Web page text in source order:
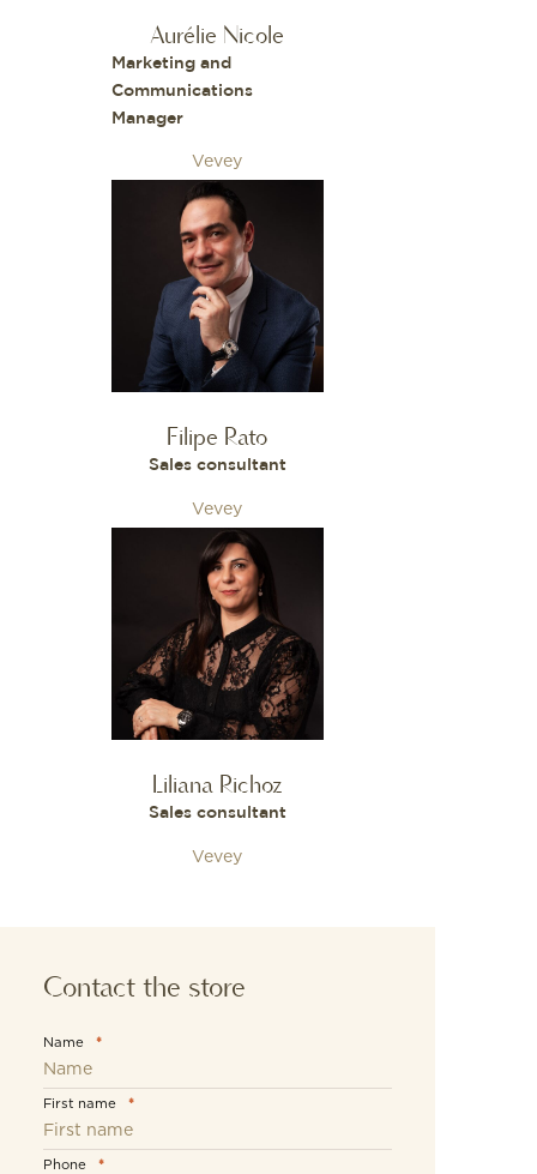
Aurélie Nicole
Marketing and
Communications
Manager
Vevey
Filipe Rato
Sales consultant
Vevey
Liliana Richoz
Sales consultant
Vevey
Contact the store
Name *
First name *
Phone *